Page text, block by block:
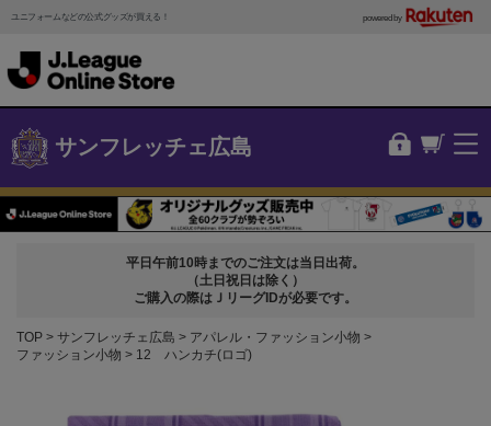
ユニフォームなどの公式グッズが買える！ powered by
サンフレッチェ広島
平日午前10時までのご注文は当日出荷。
（土日祝日は除く）
ご購入の際はＪリーグIDが必要です。
TOP サンフレッチェ広島
アパレル・ファッション小物
ファッション小物
12 ハンカチ(ロゴ)